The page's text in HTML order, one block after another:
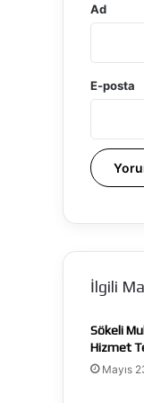
Ad
E-posta
İlgili
Sökeli
Hizmet
Mayıs